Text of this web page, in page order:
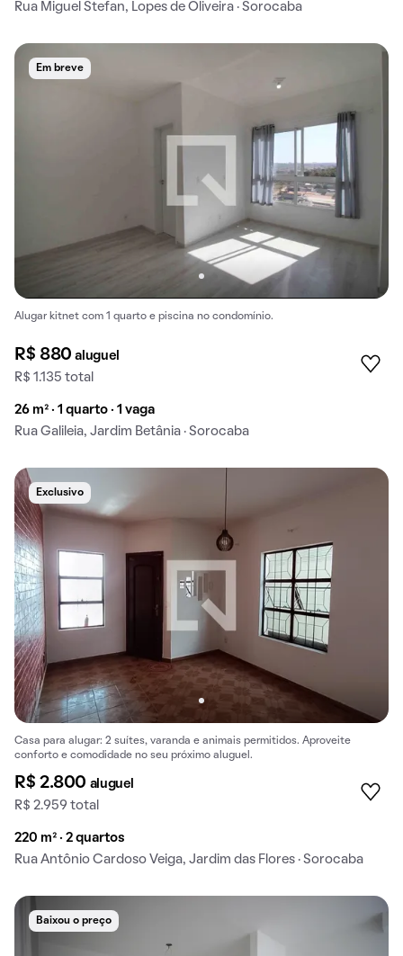
Rua Miguel Stefan, Lopes de Oliveira · Sorocaba
Em breve
Alugar kitnet com 1 quarto e piscina no condomínio.
R$ 880aluguel
R$ 1.135 total
26 m² · 1 quarto · 1 vaga
Rua Galileia, Jardim Betânia · Sorocaba
Exclusivo
Casa para alugar: 2 suítes, varanda e animais permitidos. Aproveite
conforto e comodidade no seu próximo aluguel.
R$ 2.800 aluguel
R$ 2.959 total
220 m² · 2 quartos
Rua Antônio Cardoso Veiga, Jardim das Flores · Sorocaba
Baixou o preço